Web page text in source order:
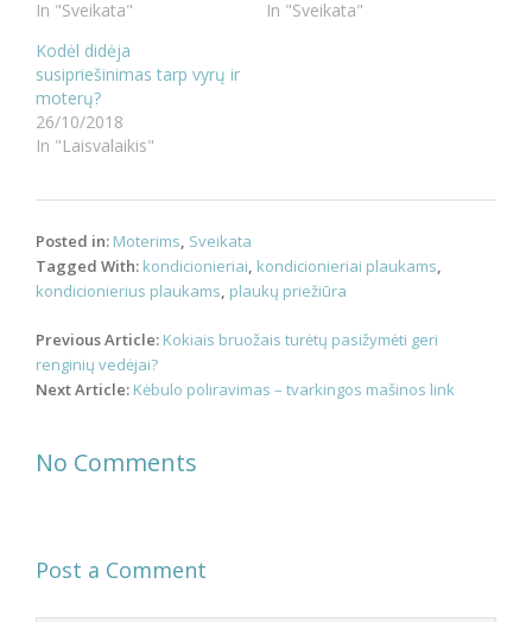
In "Sveikata"
In "Sveikata"
Kodėl didėja
susipriešinimas tarp vyrų ir
moterų?
26/10/2018
In "Laisvalaikis"
Posted in: Moterims, Sveikata
Tagged With: kondicionieriai, kondicionieriai plaukams,
kondicionierius plaukams, plaukų priežiūra
Post
navigation
Previous Article: Kokiais bruožais turėtų pasižymėti geri
renginių vedėjai?
Next Article: Kėbulo poliravimas – tvarkingos mašinos link
No Comments
Post a Comment